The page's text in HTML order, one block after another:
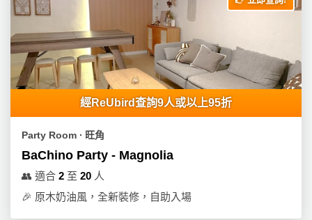
經ReUbird查詢9人或以上95折
Party Room ∙ 旺角
BaChino Party - Magnolia
👥 適合 2 至 20 人
🎉 原木奶油風，全新裝修，自助入場